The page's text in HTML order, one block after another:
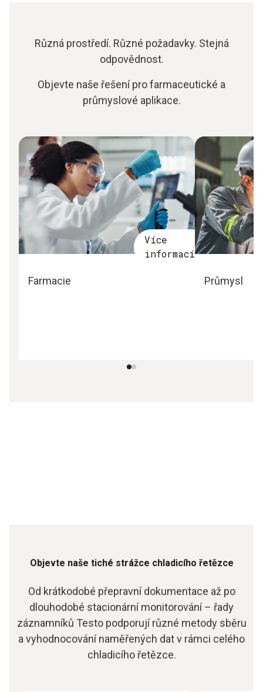
Různá prostředí. Různé požadavky. Stejná
odpovědnost.
Objevte naše řešení pro farmaceutické a
průmyslové aplikace.
Více
informací
Farmacie Průmysl
Objevte naše tiché strážce chladicího řetězce
Od krátkodobé přepravní dokumentace až po
dlouhodobé stacionární monitorování – řady
záznamníků Testo podporují různé metody sběru
a vyhodnocování naměřených dat v rámci celého
chladicího řetězce.